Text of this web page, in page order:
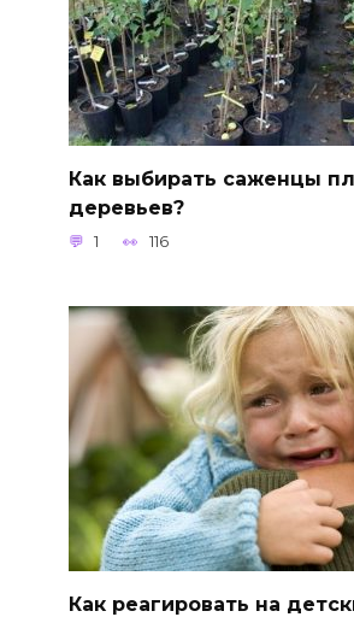
Как выбирать саженцы
деревьев?
1 116
Как реагировать на